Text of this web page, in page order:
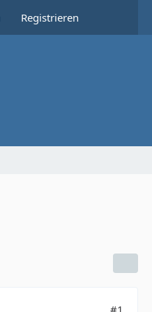
Registrieren
#1